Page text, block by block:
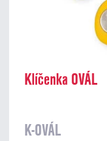
Klíčenka OVÁL
K-OVÁL